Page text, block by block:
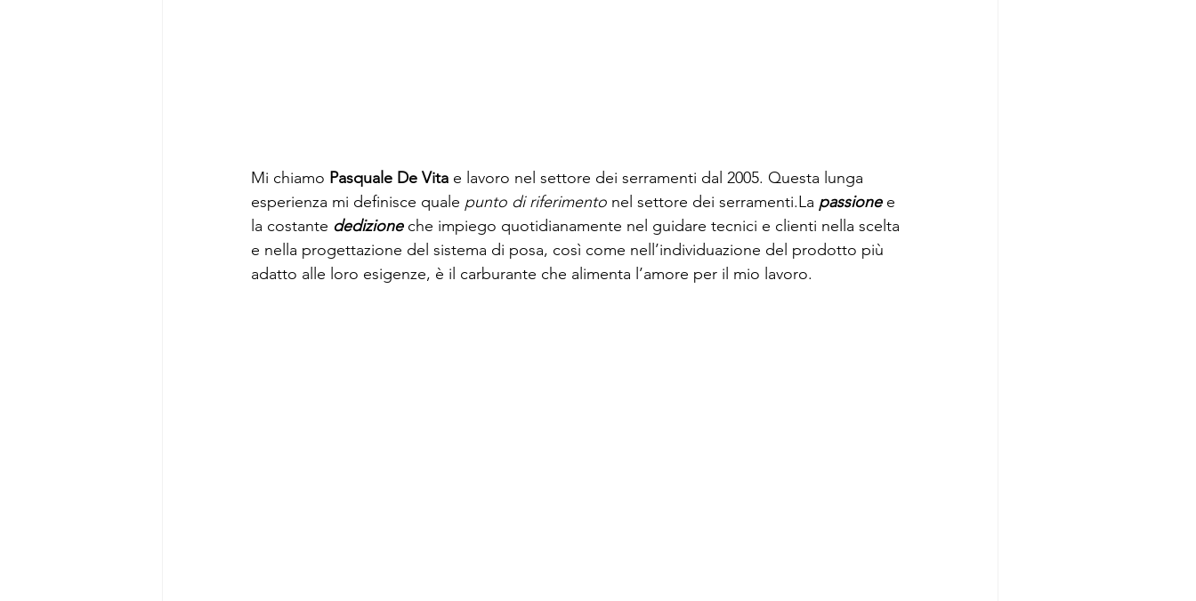
Mi chiamo Pasquale De Vita e lavoro nel settore dei serramenti dal 2005. Questa lunga
esperienza mi definisce quale punto di riferimento nel settore dei serramenti.La passione e
la costante dedizione che impiego quotidianamente nel guidare tecnici e clienti nella scelta
e nella progettazione del sistema di posa, così come nell’individuazione del prodotto più
adatto alle loro esigenze, è il carburante che alimenta l’amore per il mio lavoro.